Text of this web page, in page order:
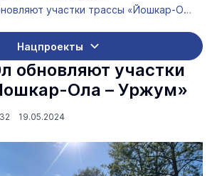
В Марий Эл обновляют участки трассы «Йошкар-Ола – Уржум»
Нацпроекты
обновляют участки
Ола – Уржум»
19.05.2024